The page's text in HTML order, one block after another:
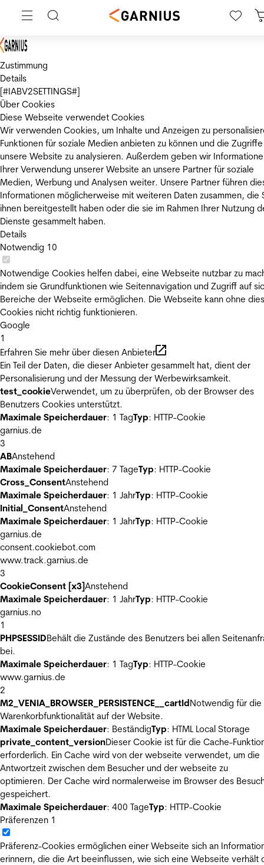
Zustimmung
Details
[#IABV2SETTINGS#]
Über Cookies
Diese Webseite verwendet Cookies
Wir verwenden Cookies, um Inhalte und Anzeigen zu
Funktionen für soziale Medien anbieten zu können und die
unsere Website zu analysieren. Außerdem geben wir
Ihrer Verwendung unserer Website an unsere Partner für soziale
Medien, Werbung und Analysen weiter. Unsere Partner führen
Informationen möglicherweise mit weiteren Daten zusammen, die
ihnen bereitgestellt haben oder die sie im Rahmen Ihrer Nutzung
Dienste gesammelt haben.
Details
Notwendig 10
Notwendige Cookies helfen dabei, eine Webseite nutzbar zu
indem sie Grundfunktionen wie Seitennavigation und Zugriff auf
Bereiche der Webseite ermöglichen. Die Webseite kann ohne
Cookies nicht richtig funktionieren.
Google
1
Erfahren Sie mehr über diesen Anbieter
Ein Teil der Daten, die dieser Anbieter gesammelt hat, dient der
Personalisierung und der Messung der Werbewirksamkeit.
test_cookieVerwendet, um zu überprüfen, ob der Browser des
Benutzers Cookies unterstützt.
Maximale Speicherdauer: 1 TagTyp: HTTP-Cookie
garnius.de
3
ABAnstehend
Maximale Speicherdauer: 7 TageTyp: HTTP-Cookie
Cross_ConsentAnstehend
Maximale Speicherdauer: 1 JahrTyp: HTTP-Cookie
Initial_ConsentAnstehend
Maximale Speicherdauer: 1 JahrTyp: HTTP-Cookie
garnius.de
consent.cookiebot.com
www.track.garnius.de
3
CookieConsent [x3]Anstehend
Maximale Speicherdauer: 1 JahrTyp: HTTP-Cookie
garnius.no
1
PHPSESSIDBehält die Zustände des Benutzers bei allen
bei.
Maximale Speicherdauer: 1 TagTyp: HTTP-Cookie
www.garnius.de
2
M2_VENIA_BROWSER_PERSISTENCE__cartIdNotwendig für die
Warenkorbfunktionalität auf der Website.
Maximale Speicherdauer: BeständigTyp: HTML Local Storage
private_content_versionDieser Cookie ist für die Cache-
erforderlich. Ein Cache wird von der webseite verwendet, um die
Antwortzeit zwischen dem Besucher und der webseite zu
optimieren. Der Cache wird normalerweise im Browser des
gespeichert.
Maximale Speicherdauer: 400 TageTyp: HTTP-Cookie
Präferenzen 1
Präferenz-Cookies ermöglichen einer Webseite sich an
erinnern, die die Art beeinflussen, wie sich eine Webseite verhält